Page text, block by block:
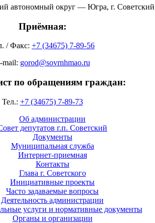
автономный округ — Югра, г.
Приёмная:
/ Факс: +7 (34675) 7-89-56
mail: gorod@sovrnhmao.ru
по обращениям граждан:
Тел.: +7 (34675) 7-89-73
Об администрации
депутатов г.п. Советский
Документы
Муниципальная служба
Интернет-приемная
Контакты
Глава г. Советского
Инициативные проекты
Часто задаваемые вопросы
Деятельность администрации
услуги и нормативные документы
Органы и организации